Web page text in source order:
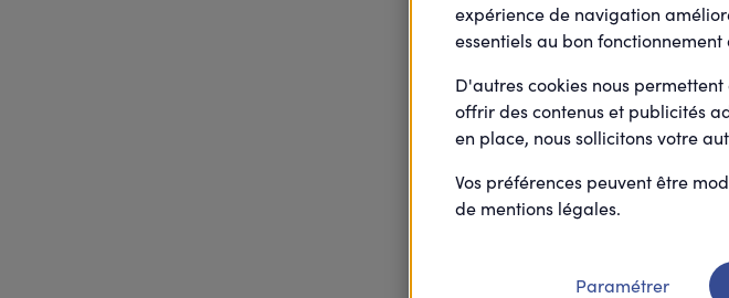
expérience de navigation
essentiels au bon
D'autres cookies nous
offrir des contenus et publicités
en place, nous sollicitons votre
Vos préférences peuvent être
de mentions légales.
Paramétrer